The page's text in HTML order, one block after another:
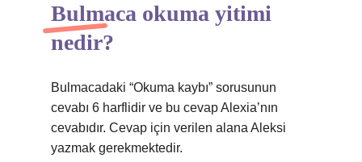
Bulmaca okuma yitimi
nedir?
Bulmacadaki “Okuma kaybı” sorusunun
cevabı 6 harflidir ve bu cevap Alexia’nın
cevabıdır. Cevap için verilen alana Aleksi
yazmak gerekmektedir.